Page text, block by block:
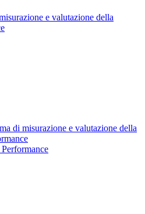
e valutazione della
di misurazione e valutazione della